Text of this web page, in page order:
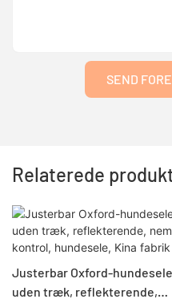
SEND
Relaterede
Justerbar Oxford-hundesele
uden træk, reflekterende,